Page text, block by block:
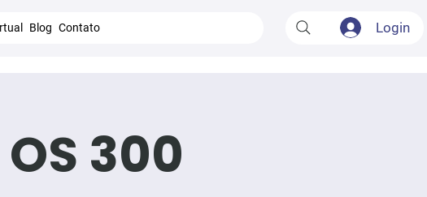
Blog Contato Login
OS 300